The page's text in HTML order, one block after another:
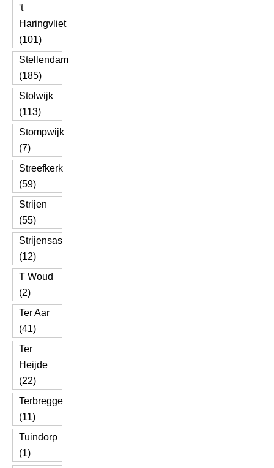
't
Haringvliet
(101)
Stellendam
(185)
Stolwijk
(113)
Stompwijk
(7)
Streefkerk
(59)
Strijen
(55)
Strijensas
(12)
T Woud
(2)
Ter Aar
(41)
Ter
Heijde
(22)
Terbregge
(11)
Tuindorp
(1)